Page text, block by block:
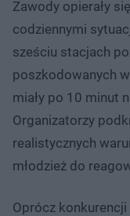
Zawody opierały
codziennymi
sześciu stacjach
poszkodowanych
miały po 10 minut
Organizatorzy
realistycznych
młodzież do
Oprócz